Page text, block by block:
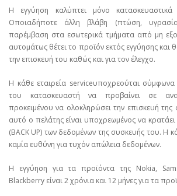
Η εγγύηση καλύπτει μόνο
Οποιαδήποτε άλλη βλάβη (πτώση,
παρέμβαση στα εσωτερικά τμήματα από μη
αυτομάτως θέτει το προϊόν εκτός εγγύησης και
την επισκευή του καθώς και για τον έλεγχο.
Η κάθε εταιρεία serviceυποχρεούται
του κατασκευαστή να προβαίνει σε
προκειμένου να ολοκληρώσει την επισκευή της
αυτό ο πελάτης είναι υποχρεωμένος να
(BACK UP) των δεδομένων της συσκευής του. Η
καμία ευθύνη για τυχόν απώλεια δεδομένων.
Η εγγύηση για τα προϊόντα της Nokia,
Blackberry είναι 2 χρόνια και 12 μήνες για τα